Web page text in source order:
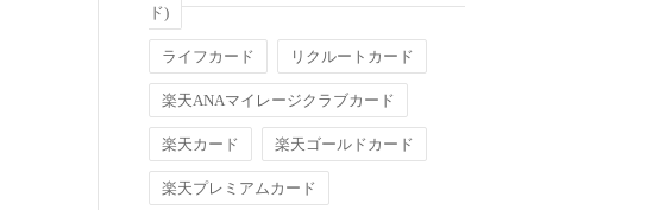
ド)
ライフカード リクルートカード
楽天ANAマイレージクラブカード
楽天カード 楽天ゴールドカード
楽天プレミアムカード